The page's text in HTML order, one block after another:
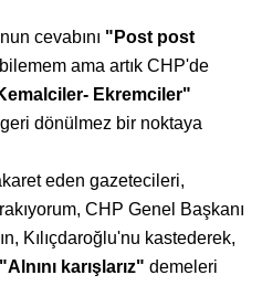
cevabını "Post post
ama artık CHP'de
Ekremciler"
dönülmez bir noktaya
eden gazetecileri,
CHP Genel Başkanı
Kılıçdaroğlu'nu kastederek,
"Alnını karışlarız" demeleri